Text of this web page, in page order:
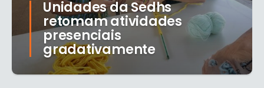
Unidades da Sedhs
retomam atividades
presenciais
gradativamente